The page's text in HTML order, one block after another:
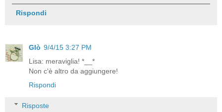
Rispondi
Glò 9/4/15 3:27 PM
Lisa: meraviglia! *__*
Non c'è altro da aggiungere!
Rispondi
Risposte